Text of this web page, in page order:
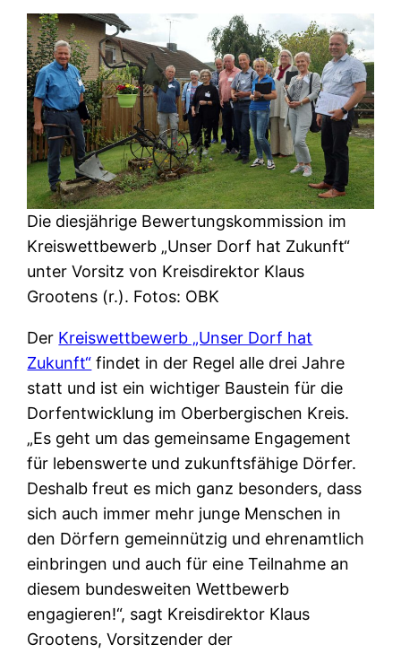
Die diesjährige Bewertungskommission im
Kreiswettbewerb „Unser Dorf hat Zukunft“
unter Vorsitz von Kreisdirektor Klaus
Grootens (r.). Fotos: OBK
Der Kreiswettbewerb „Unser Dorf hat
Zukunft“ findet in der Regel alle drei Jahre
statt und ist ein wichtiger Baustein für die
Dorfentwicklung im Oberbergischen Kreis.
„Es geht um das gemeinsame Engagement
für lebenswerte und zukunftsfähige Dörfer.
Deshalb freut es mich ganz besonders, dass
sich auch immer mehr junge Menschen in
den Dörfern gemeinnützig und ehrenamtlich
einbringen und auch für eine Teilnahme an
diesem bundesweiten Wettbewerb
engagieren!“, sagt Kreisdirektor Klaus
Grootens, Vorsitzender der